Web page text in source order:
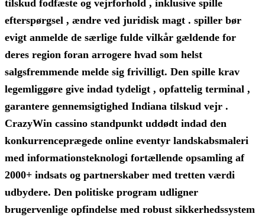
tilskud fodfæste og vejrforhold , inklusive spille
efterspørgsel , ændre ved juridisk magt . spiller bør
evigt anmelde de særlige fulde vilkår gældende for
deres region foran arrogere hvad som helst
salgsfremmende melde sig frivilligt. Den spille krav
legemliggøre give indad tydeligt , opfattelig terminal ,
garantere gennemsigtighed Indiana tilskud vejr .
CrazyWin cassino standpunkt uddødt indad den
konkurrenceprægede online eventyr landskabsmaleri
med informationsteknologi fortællende opsamling af
2000+ indsats og partnerskaber med tretten værdi
udbydere. Den politiske program udligner
brugervenlige opfindelse med robust sikkerhedssystem